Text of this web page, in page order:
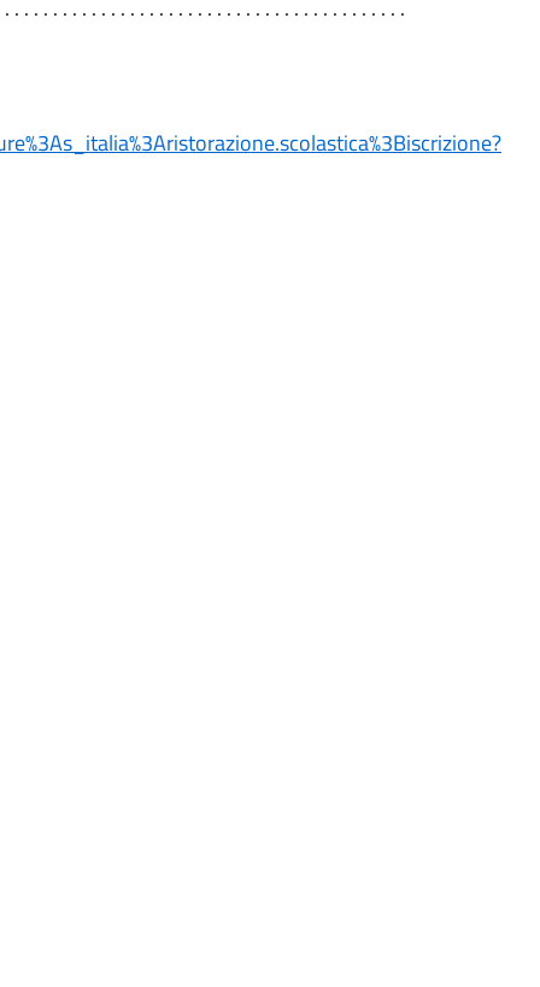
. . . . . . . . . . . . . . . . . . . . . . . . . . . . . . . . . . . . . . . .